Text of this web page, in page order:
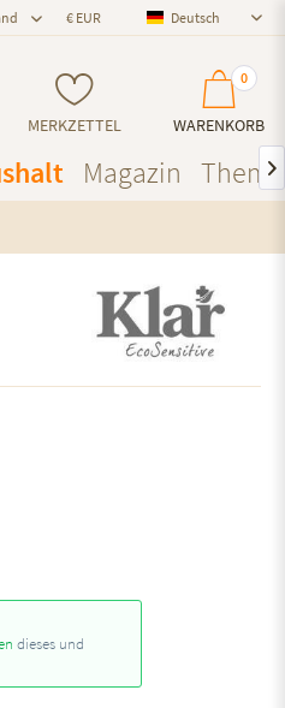
Deutsch
Deutsch
MERKZETTEL
0
WARENKORB
Magazin 
dieses und